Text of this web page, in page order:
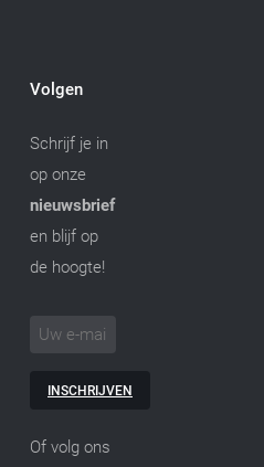
Volgen
Schrijf je in
op onze
nieuwsbrief
en blijf op
de hoogte!
INSCHRIJVEN
Of volg ons